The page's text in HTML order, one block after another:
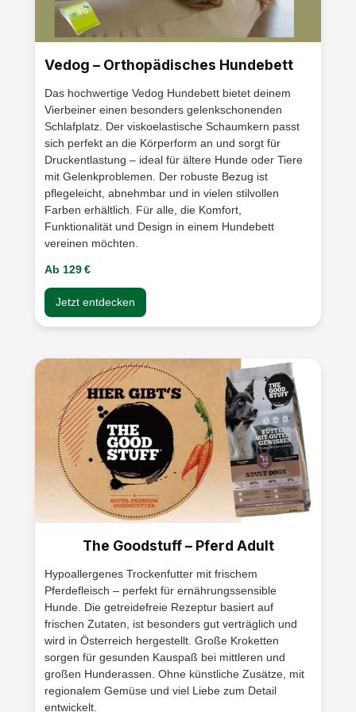
Deutsche Dogge Über Kau-Stix Hier findest
du viele Gründe, warum Hirschalm Kau-Stix
zu Schaden Hirschalm Kau-Stix werden aus
Abwurfstangen des Rot- und Damhirsches
hergestellt. Der Hirsch wirft in seinem
natürlichen Geweihzyklus einmal im Jahr
sein Geweih ab, worauf ihm nach einer
Ruhephase wieder ein neues Geweih
wächst. Wir verwenden ausschließlich
Stangen von lebenden und freilebenden
Hirschen. 100% Natur Hirschalm Kau-Stix
bestehen zu 100% aus Geweihknochen. In
kommen keine künstlichen Farbstoffe,
Aromen oder Konservierungsstoffe hinzu.
umweltbewusste Unternehmenskultur. Daher
werden die Produkte für den Versand in
Karton verpackt. Als Füllmaterial verwenden
wir kein Plastik, sondern Holzwolle. Für die
Etikettierung unseres Produkts wird Karton,
Garn und Metall eingesetzt. Auch hier haben
wir vollständig auf die Verwendung
von Kunststoffen verzichtet. 100%
österreichisches Produkt Das
Unternehmen Hirschalm hat seinen Sitz in
werden die Abwurfstangen von
österreichischen Hirschen weiterverarbeitet.
Herkunft Rückverfolgbar Durch die
Chargennummern auf unseren Etiketten kann
Hirschalm bei Anfragen darüber Auskunft
geben, aus welcher Region Österreichs der
verarbeitete Kau-Stix stammt. Tip: Gesund
Vedog – Orthopädisches Hundebett
Das hochwertige Vedog Hundebett bietet deinem
Vierbeiner einen besonders gelenkschonenden
Schlafplatz. Der viskoelastische Schaumkern passt
sich perfekt an die Körperform an und sorgt für
Druckentlastung – ideal für ältere Hunde oder Tiere
mit Gelenkproblemen. Der robuste Bezug ist
pflegeleicht, abnehmbar und in vielen stilvollen
Farben erhältlich. Für alle, die Komfort,
Funktionalität und Design in einem Hundebett
vereinen möchten.
Ab 129 €
Jetzt entdecken
The Goodstuff – Pferd Adult
Hypoallergenes Trockenfutter mit frischem
Pferdefleisch – perfekt für ernährungssensible
Hunde. Die getreidefreie Rezeptur basiert auf
frischen Zutaten, ist besonders gut verträglich und
wird in Österreich hergestellt. Große Kroketten
sorgen für gesunden Kauspaß bei mittleren und
großen Hunderassen. Ohne künstliche Zusätze, mit
regionalem Gemüse und viel Liebe zum Detail
entwickelt.